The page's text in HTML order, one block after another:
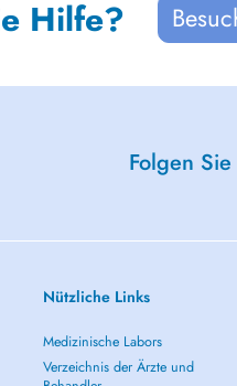
Hilfe?
Folgen
Nützliche Links
Medizinische Labors
Verzeichnis der Ärzte und